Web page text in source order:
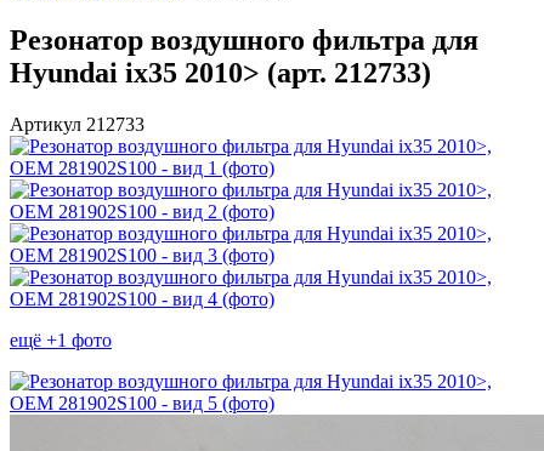
Резонатор воздушного фильтра для
Hyundai ix35 2010> (арт. 212733)
Артикул 212733
ещё +1 фото